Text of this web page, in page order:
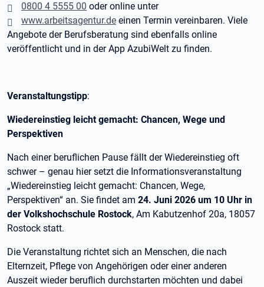
0800 4 5555 00 oder online unter
www.arbeitsagentur.de einen Termin vereinbaren. Viele
Angebote der Berufsberatung sind ebenfalls online
veröffentlicht und in der App AzubiWelt zu finden.
Veranstaltungstipp:
Wiedereinstieg leicht gemacht: Chancen, Wege und
Perspektiven
Nach einer beruflichen Pause fällt der Wiedereinstieg oft
schwer – genau hier setzt die Informationsveranstaltung
„Wiedereinstieg leicht gemacht: Chancen, Wege,
Perspektiven“ an. Sie findet am 24. Juni 2026 um 10 Uhr in
der Volkshochschule Rostock, Am Kabutzenhof 20a, 18057
Rostock statt.
Die Veranstaltung richtet sich an Menschen, die nach
Elternzeit, Pflege von Angehörigen oder einer anderen
Auszeit wieder beruflich durchstarten möchten und dabei